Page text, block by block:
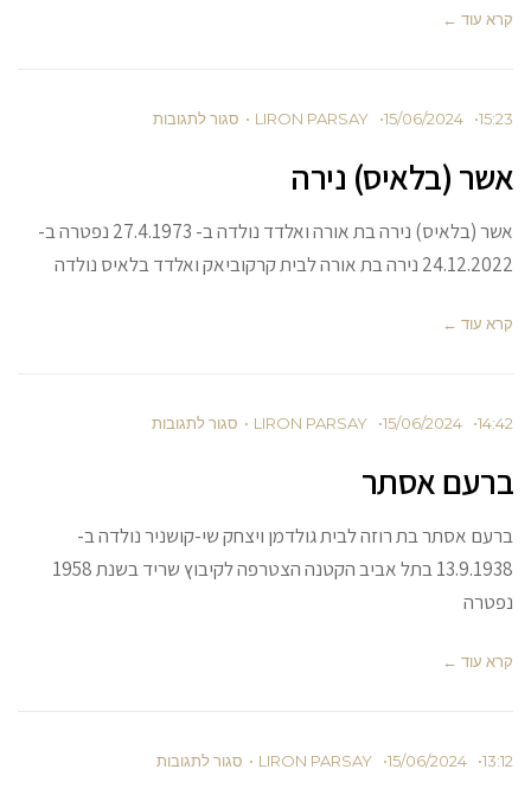
←
LIRON PARSAY 15/06/2024 סגור לתגובות
נירה
אשר (בלאיס) נירה בת אורה ואלדד נולדה ב- 27.4.1973 נפטרה ב-
ואלדד בלאיס נולדה
←
LIRON PARSAY 15/06/2024 סגור לתגובות
אסתר
בת רוזה לבית גולדמן ויצחק שי-קושניר נולדה ב-
13.9.1938 בתל אביב הקטנה הצטרפה לקיבוץ שריד בשנת 1958
←
LIRON PARSAY 15/06/2024 סגור לתגובות